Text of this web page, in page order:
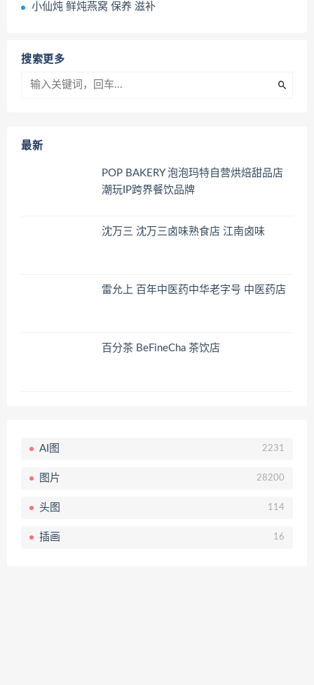
小仙炖 鲜炖燕窝 保养 滋补
搜索更多
最新
POP BAKERY 泡泡玛特自营烘焙甜品店
潮玩IP跨界餐饮品牌
沈万三 沈万三卤味熟食店 江南卤味
雷允上 百年中医药中华老字号 中医药店
百分茶 BeFineCha 茶饮店
AI图 2231
图片 28200
头图 114
插画 16